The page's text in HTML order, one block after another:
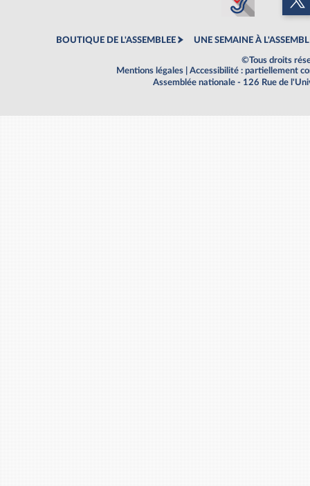
BOUTIQUE DE L'ASSEMBLEE UNE SEMAINE À
©Tous droits
Mentions légales
Accessibilité : partiellement
Assemblée nationale - 126 Rue de